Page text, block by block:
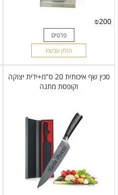
₪200
פרטים
הזמן עכשיו
סכין שף איכותית 20 ס"מ+ידית יצוקה
וקופסת מתנה